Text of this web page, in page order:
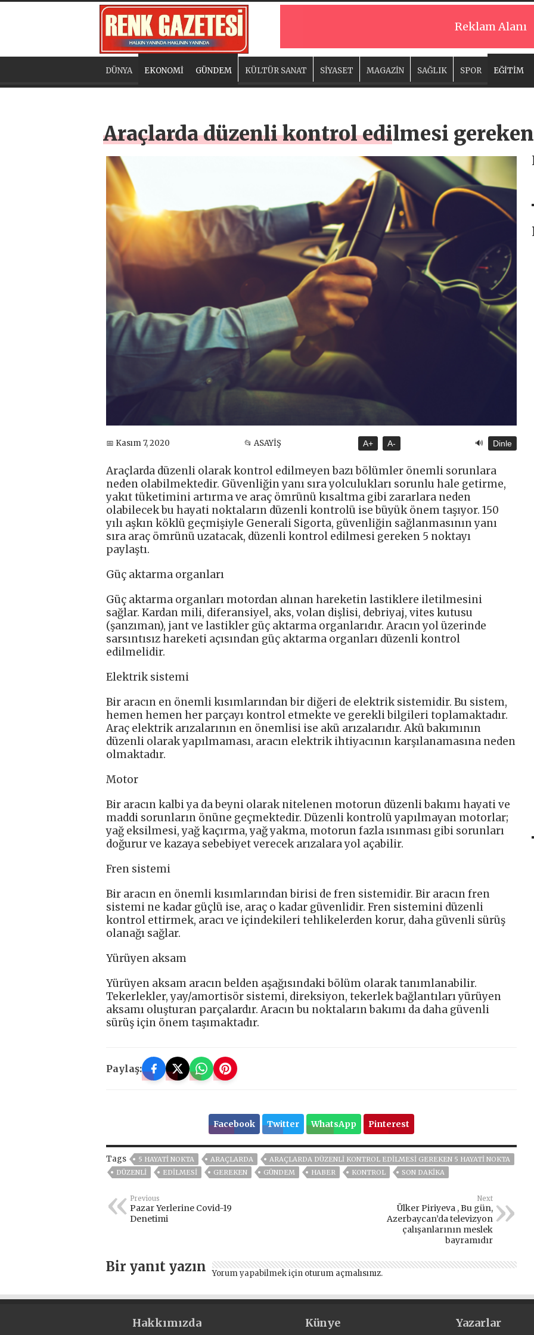
Reklam Alanı
DÜNYA EKONOMİ GÜNDEM KÜLTÜR SANAT SİYASET MAGAZİN SAĞLIK SPOR EĞİTİM
Araçlarda düzenli kontrol edilmesi
📅 Kasım 7, 2020 📂 ASAYİŞ A+ A- 🔊 Dinle
Araçlarda düzenli olarak kontrol edilmeyen bazı bölümler önemli sorunlara
neden olabilmektedir. Güvenliğin yanı sıra yolculukları sorunlu hale getirme,
yakıt tüketimini artırma ve araç ömrünü kısaltma gibi zararlara neden
olabilecek bu hayati noktaların düzenli kontrolü ise büyük önem taşıyor. 150
yılı aşkın köklü geçmişiyle Generali Sigorta, güvenliğin sağlanmasının yanı
sıra araç ömrünü uzatacak, düzenli kontrol edilmesi gereken 5 noktayı
paylaştı.
Güç aktarma organları
Güç aktarma organları motordan alınan hareketin lastiklere iletilmesini
sağlar. Kardan mili, diferansiyel, aks, volan dişlisi, debriyaj, vites kutusu
(şanzıman), jant ve lastikler güç aktarma organlarıdır. Aracın yol üzerinde
sarsıntısız hareketi açısından güç aktarma organları düzenli kontrol
edilmelidir.
Elektrik sistemi
Bir aracın en önemli kısımlarından bir diğeri de elektrik sistemidir. Bu sistem,
hemen hemen her parçayı kontrol etmekte ve gerekli bilgileri toplamaktadır.
Araç elektrik arızalarının en önemlisi ise akü arızalarıdır. Akü bakımının
düzenli olarak yapılmaması, aracın elektrik ihtiyacının karşılanamasına neden
olmaktadır.
Motor
Bir aracın kalbi ya da beyni olarak nitelenen motorun düzenli bakımı hayati ve
maddi sorunların önüne geçmektedir. Düzenli kontrolü yapılmayan motorlar;
yağ eksilmesi, yağ kaçırma, yağ yakma, motorun fazla ısınması gibi sorunları
doğurur ve kazaya sebebiyet verecek arızalara yol açabilir.
Fren sistemi
Bir aracın en önemli kısımlarından birisi de fren sistemidir. Bir aracın fren
sistemi ne kadar güçlü ise, araç o kadar güvenlidir. Fren sistemini düzenli
kontrol ettirmek, aracı ve içindekileri tehlikelerden korur, daha güvenli sürüş
olanağı sağlar.
Yürüyen aksam
Yürüyen aksam aracın belden aşağısındaki bölüm olarak tanımlanabilir.
Tekerlekler, yay/amortisör sistemi, direksiyon, tekerlek bağlantıları yürüyen
aksamı oluşturan parçalardır. Aracın bu noktaların bakımı da daha güvenli
sürüş için önem taşımaktadır.
Paylaş:
Facebook Twitter WhatsApp Pinterest
Tags 5 HAYATI NOKTA ARAÇLARDA
ARAÇLARDA DÜZENLI KONTROL EDILMESI GEREKEN 5 HAYATI NOKTA
DÜZENLI
EDILMESI GEREKEN GÜNDEM HABER KONTROL SON DAKIKA
Previous
Pazar Yerlerine Covid-19
Denetimi
Next
Ülker Piriyeva , Bu gün,
Azerbaycan’da televizyon
çalışanlarının meslek
bayramıdır
Bir yanıt yazın Yorum yapabilmek için oturum açmalısınız.
Hakkımızda Künye Yazarlar